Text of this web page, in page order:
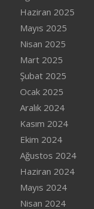
Haziran 2025
Mayıs 2025
Nisan 2025
Mart 2025
Şubat 2025
Ocak 2025
Aralık 2024
Kasım 2024
Ekim 2024
Ağustos 2024
Haziran 2024
Mayıs 2024
Nisan 2024